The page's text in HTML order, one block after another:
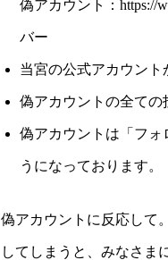
偽アカウント：https://
バー
当宮の公式アカウント
偽アカウントの全ての
偽アカウントは「フォ
うになっております。
偽アカウントに反応して
してしまうと、みなさま